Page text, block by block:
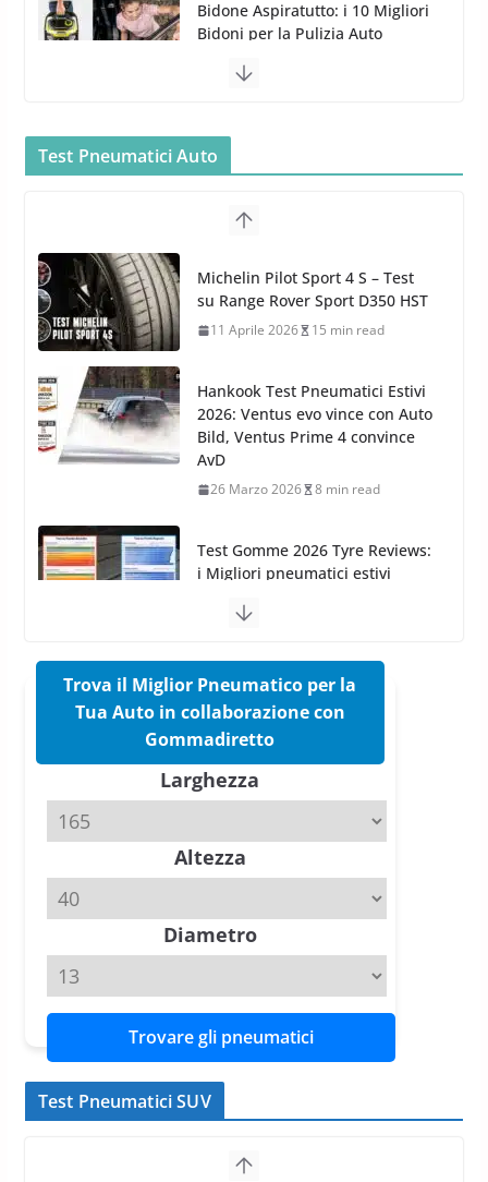
Bidone Aspiratutto: i 10 Migliori
Bidoni per la Pulizia Auto
6 Maggio 2022
Gun per la tua Idropulitrice?
5 Maggio 2022 2 min read
Bullock entra nel mondo della
Car Care
26 Marzo 2025 2 min read
Test Pneumatici Auto
Michelin Pilot Sport 4 S – Test
su Range Rover Sport D350 HST
11 Aprile 2026 15 min read
Hankook Test Pneumatici Estivi
2026: Ventus evo vince con Auto
Bild, Ventus Prime 4 convince
AvD
26 Marzo 2026 8 min read
Test Gomme 2026 Tyre Reviews:
i Migliori pneumatici estivi
17 Marzo 2026
Pirelli Cinturato 2026: due
vittorie nei test europei
confermano il salto tecnico del
16 Marzo 2026
Pirelli P Zero Trofeo RS: per
Tyre Reviews è la gomma semi-
20 Aprile 2026 4 min read
Trova il Miglior Pneumatico per la
Tua Auto in collaborazione con
Gommadiretto
Larghezza
Altezza
Diametro
Trovare gli pneumatici
Test Pneumatici SUV